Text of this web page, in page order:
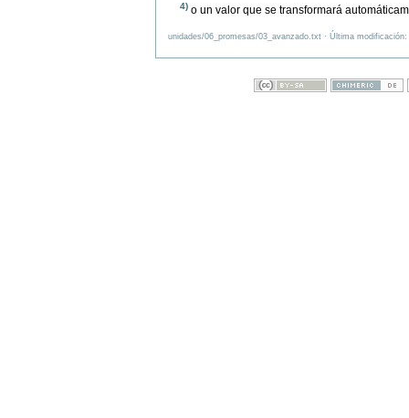
4)o un valor que se transformará
unidades/06_promesas/03_avanzado.txt · Última